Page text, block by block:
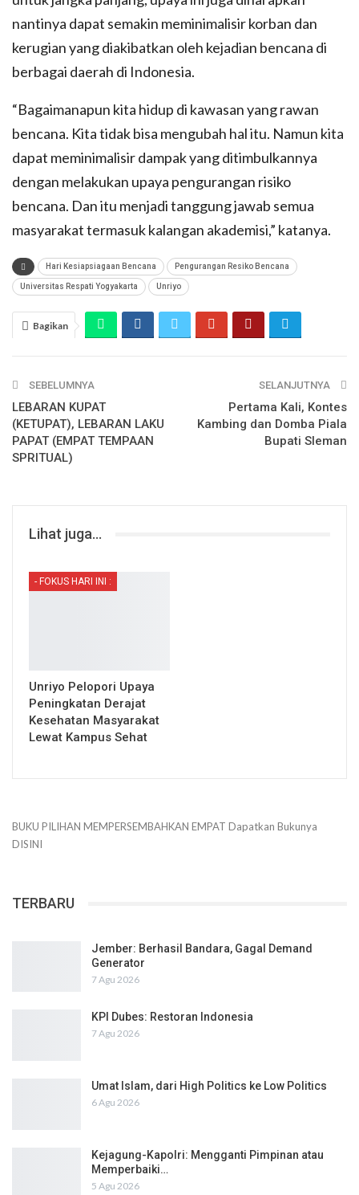
nantinya dapat semakin meminimalisir korban dan
kerugian yang diakibatkan oleh kejadian bencana di
berbagai daerah di Indonesia.
“Bagaimanapun kita hidup di kawasan yang rawan
bencana. Kita tidak bisa mengubah hal itu. Namun kita
dapat meminimalisir dampak yang ditimbulkannya
dengan melakukan upaya pengurangan risiko
bencana. Dan itu menjadi tanggung jawab semua
masyarakat termasuk kalangan akademisi,” katanya.
Hari Kesiapsiagaan Bencana Pengurangan Resiko Bencana
Universitas Respati Yogyakarta Unriyo
Bagikan
SEBELUMNYA
LEBARAN KUPAT
(KETUPAT), LEBARAN LAKU
PAPAT (EMPAT TEMPAAN
SPRITUAL)
SELANJUTNYA
Pertama Kali, Kontes
Kambing dan Domba Piala
Bupati Sleman
Lihat juga...
- FOKUS HARI INI :
Unriyo Pelopori Upaya
Peningkatan Derajat
Kesehatan Masyarakat
Lewat Kampus Sehat
BUKU PILIHAN MEMPERSEMBAHKAN EMPAT Dapatkan Bukunya
DISINI
TERBARU
Jember: Berhasil Bandara, Gagal Demand
Generator
7 Agu 2026
KPI Dubes: Restoran Indonesia
7 Agu 2026
Umat Islam, dari High Politics ke Low Politics
6 Agu 2026
Kejagung-Kapolri: Mengganti Pimpinan atau
Memperbaiki…
5 Agu 2026